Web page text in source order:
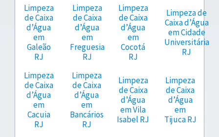
Limpeza
de Caixa
d’Água
em
Galeão
RJ
Limpeza
de Caixa
d’Água
em
Freguesia
RJ
Limpeza
de Caixa
d’Água
em
Cocotá
RJ
Limpeza de
Caixa d’Água
em Cidade
Universitária
RJ
Limpeza
de Caixa
d’Água
em
Cacuia
RJ
Limpeza
de Caixa
d’Água
em
Bancários
RJ
Limpeza
de Caixa
d’Água
em Vila
Isabel RJ
Limpeza
de Caixa
d’Água
em
Tijuca RJ